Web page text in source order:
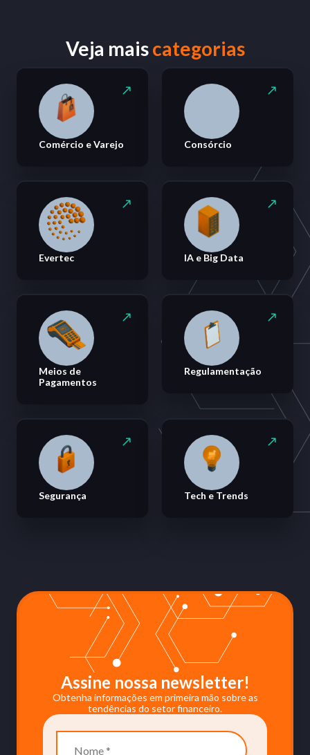
Veja maiscategorias
Comércio e Varejo Consórcio
Evertec IA e Big Data
Meios de
Pagamentos
Regulamentação
Segurança Tech e Trends
Assine nossa newsletter!
Obtenha informações em primeira mão sobre as
tendências do setor financeiro.